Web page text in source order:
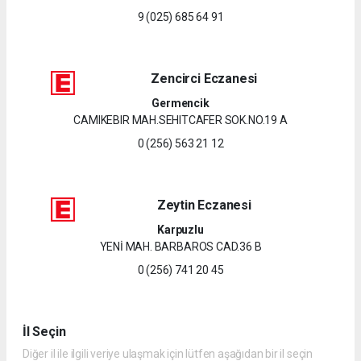
9 (025) 685 64 91
Zencirci Eczanesi
Germencik
CAMIKEBIR MAH.SEHITCAFER SOK.NO.19 A
0 (256) 563 21 12
Zeytin Eczanesi
Karpuzlu
YENİ MAH. BARBAROS CAD.36 B
0 (256) 741 20 45
İl Seçin
Diğer il ile ilgili veriye ulaşmak için lütfen aşağıdan bir il seçin